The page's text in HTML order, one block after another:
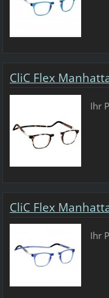
CliC Flex
Ihr
CliC Flex
Ihr